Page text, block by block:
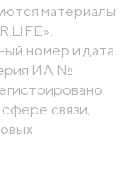
материалы
номер и дата
ИА №
связи,